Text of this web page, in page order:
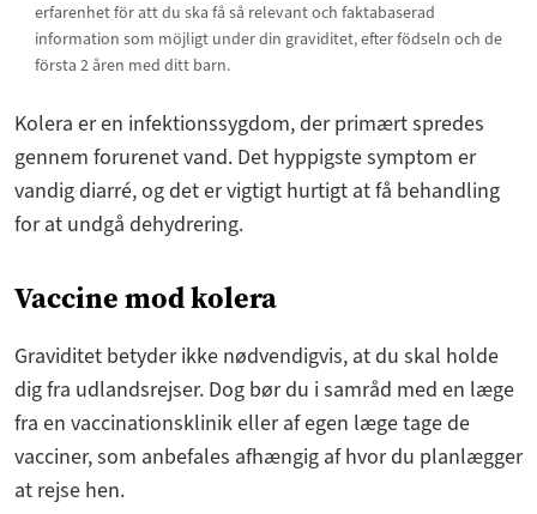
erfarenhet för att du ska få så relevant och faktabaserad
information som möjligt under din graviditet, efter födseln och de
första 2 åren med ditt barn.
Kolera er en infektionssygdom, der primært spredes
gennem forurenet vand. Det hyppigste symptom er
vandig diarré, og det er vigtigt hurtigt at få behandling
for at undgå dehydrering.
Vaccine mod kolera
Graviditet betyder ikke nødvendigvis, at du skal holde
dig fra udlandsrejser. Dog bør du i samråd med en læge
fra en vaccinationsklinik eller af egen læge tage de
vacciner, som anbefales afhængig af hvor du planlægger
at rejse hen.